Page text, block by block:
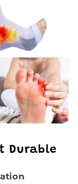
Durable